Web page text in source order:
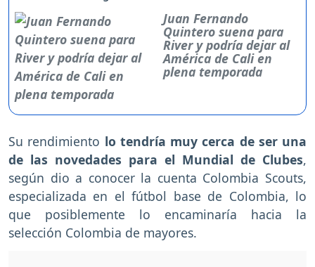
Juan Fernando
Quintero suena para
River y podría dejar al
América de Cali en
plena temporada
Su rendimiento lo tendría muy cerca de ser una
de las novedades para el Mundial de Clubes,
según dio a conocer la cuenta Colombia Scouts,
especializada en el fútbol base de Colombia, lo
que posiblemente lo encaminaría hacia la
selección Colombia de mayores.